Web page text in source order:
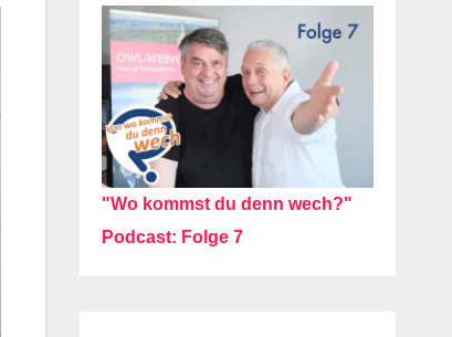
"Wo kommst du denn wech?"
Podcast: Folge 7